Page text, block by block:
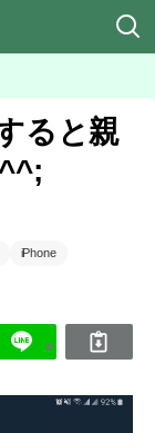
ると親
iPhone